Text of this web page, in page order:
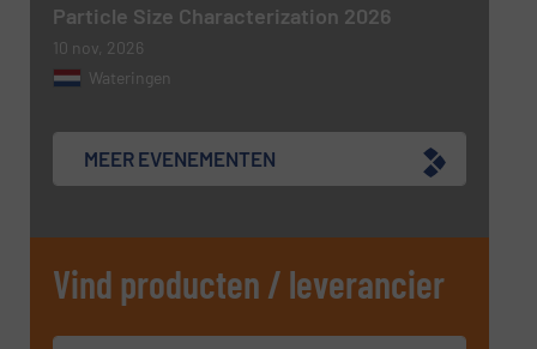
Particle Size Characterization 2026
10 nov, 2026
Wateringen
MEER EVENEMENTEN
Vind producten / leverancier